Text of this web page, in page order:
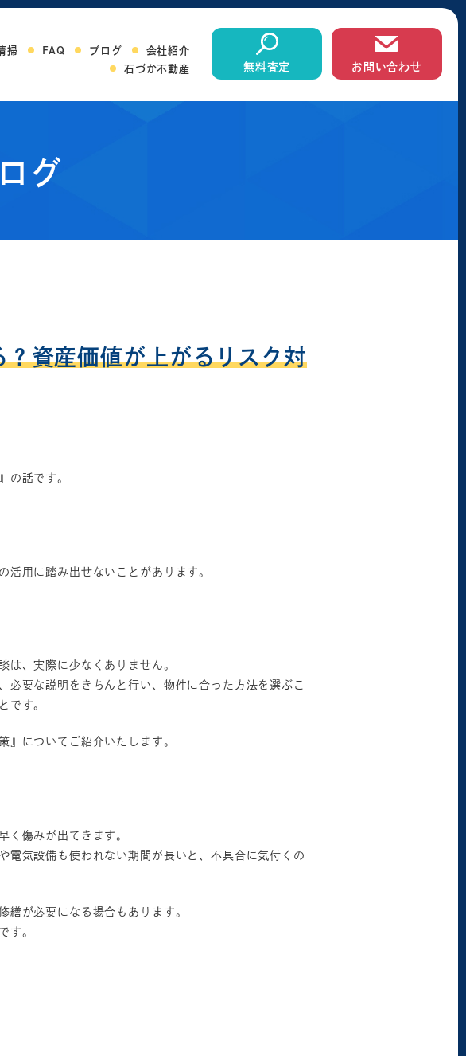
掃 FAQ ブログ
会社紹介
石づか不動産
無料査定 お問い合わせ
グ
資産価値が上がるリスク対
の話です。
用に踏み出せないことがあります。
は、実際に少なくありません。
要な説明をきちんと行い、物件に合った方法を選ぶこ
です。
』についてご紹介いたします。
く傷みが出てきます。
電気設備も使われない期間が長いと、不具合に気付くの
繕が必要になる場合もあります。
す。